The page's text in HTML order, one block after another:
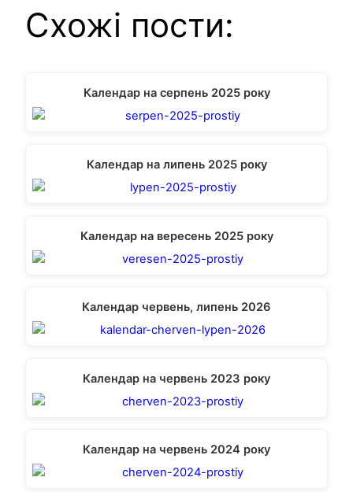
Схожі пости:
Календар на серпень 2025 року
Календар на липень 2025 року
Календар на вересень 2025 року
Календар червень, липень 2026
Календар на червень 2023 року
Календар на червень 2024 року